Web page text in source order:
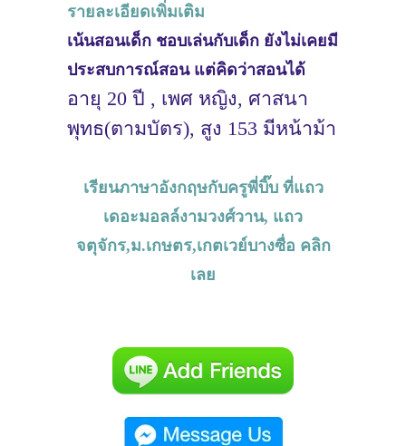
รายละเอียดเพิ่มเติม
เน้นสอนเด็ก ชอบเล่นกับเด็ก ยังไม่เคยมี
ประสบการณ์สอน แต่คิดว่าสอนได้
อายุ 20 ปี , เพศ หญิง, ศาสนา
พุทธ(ตามบัตร), สูง 153 มีหน้าม้า
เรียนภาษาอังกฤษกับครูพี่บิ๊บ ที่แถว
เดอะมอลล์งามวงศ์วาน, แถว
จตุจักร,ม.เกษตร,เกตเวย์บางซื่อ คลิก
เลย